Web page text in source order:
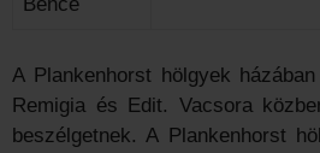
A Plankenhorst hölgyek
Remigia és Edit. Vacsora
beszélgetnek. A Plankenhorst